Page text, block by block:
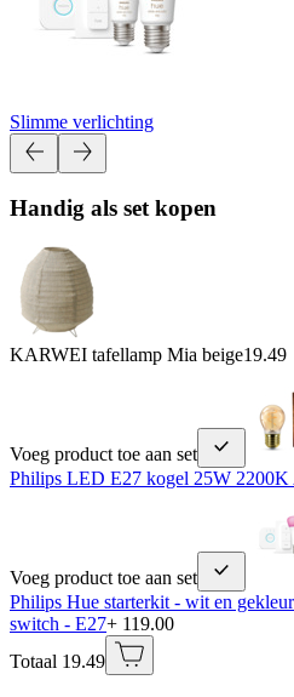
Slimme verlichting
Handig als set kopen
KARWEI tafellamp Mia beige19.49
Voeg product toe aan set
Philips LED E27 kogel 25W 2200K
Voeg product toe aan set
Philips Hue starterkit - wit en
switch - E27+ 119.00
Totaal 19.49